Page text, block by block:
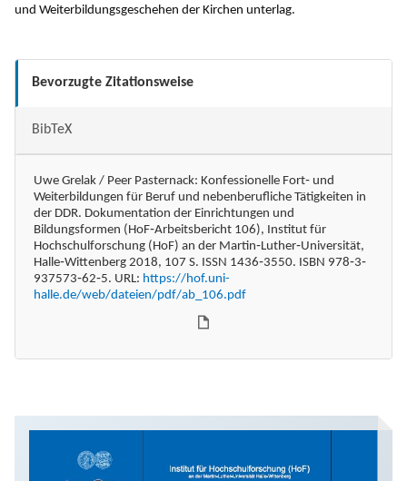
und Weiterbildungsgeschehen der Kirchen unterlag.
Bevorzugte Zitationsweise
BibTeX
Uwe Grelak / Peer Pasternack: Konfessionelle Fort‐ und
Weiterbildungen für Beruf und nebenberufliche Tätigkeiten in
der DDR. Dokumentation der Einrichtungen und
Bildungsformen (HoF‐Arbeitsbericht 106), Institut für
Hochschulforschung (HoF) an der Martin‐Luther‐Universität,
Halle‐Wittenberg 2018, 107 S. ISSN 1436‐3550. ISBN 978‐3‐
937573‐62‐5. URL: https://hof.uni-
halle.de/web/dateien/pdf/ab_106.pdf